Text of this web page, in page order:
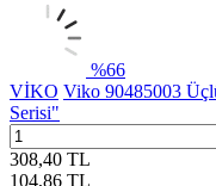
%66
VİKO Viko 90485003
Serisi"
308,40 TL
104,86 TL